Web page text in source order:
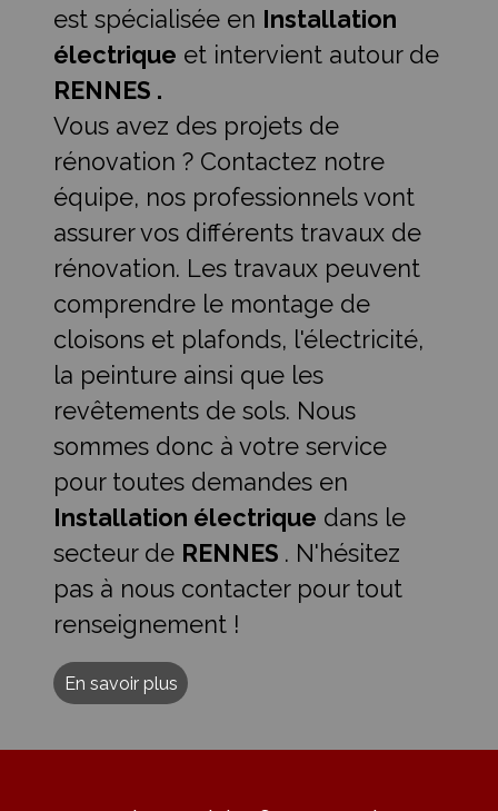
est spécialisée en Installation
électrique et intervient autour de
RENNES .
Vous avez des projets de
rénovation ? Contactez notre
équipe, nos professionnels vont
assurer vos différents travaux de
rénovation. Les travaux peuvent
comprendre le montage de
cloisons et plafonds, l'électricité,
la peinture ainsi que les
revêtements de sols. Nous
sommes donc à votre service
pour toutes demandes en
Installation électrique dans le
secteur de RENNES . N'hésitez
pas à nous contacter pour tout
renseignement !
En savoir plus